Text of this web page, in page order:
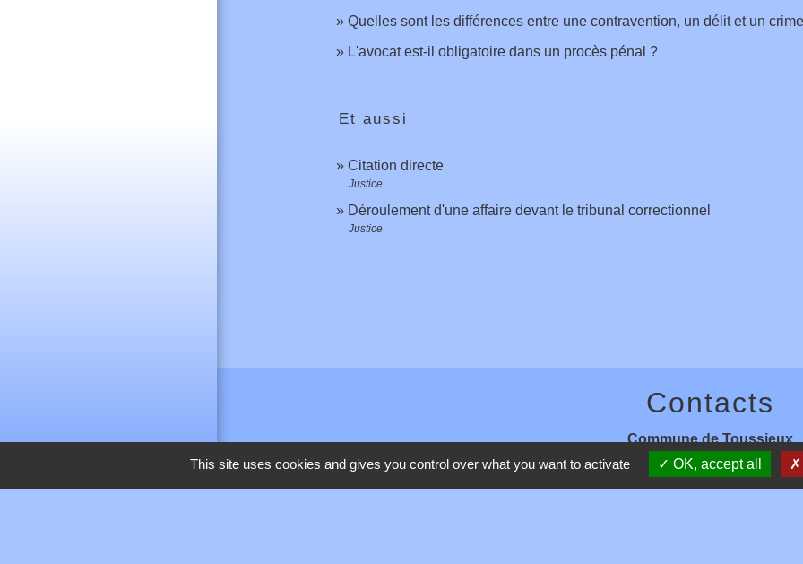
Quelles sont les différences entre une contravention, un délit et un
L'avocat est-il obligatoire dans un procès pénal ?
Et aussi
Citation directe
Justice
Déroulement d'une affaire devant le tribunal correctionnel
Justice
Contacts
Commune de Toussieux
346, Route du Morbier
01600 Toussieux - FRANCE
This site uses cookies and gives you control over what you want to activate OK, accept all